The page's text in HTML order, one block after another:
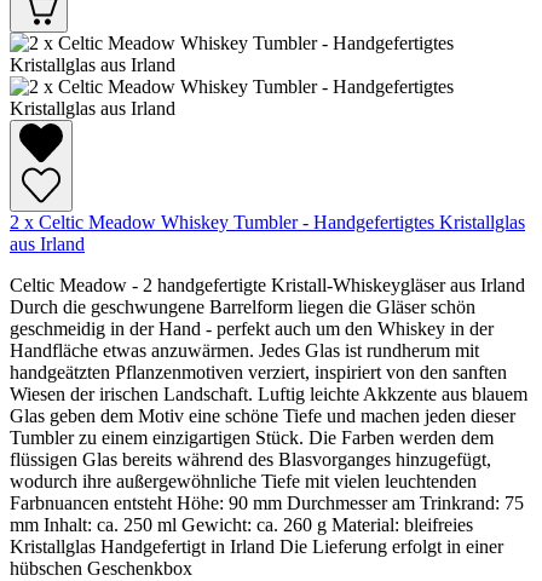
2 x Celtic Meadow Whiskey Tumbler - Handgefertigtes Kristallglas
aus Irland
Celtic Meadow - 2 handgefertigte Kristall-Whiskeygläser aus Irland
Durch die geschwungene Barrelform liegen die Gläser schön
geschmeidig in der Hand - perfekt auch um den Whiskey in der
Handfläche etwas anzuwärmen. Jedes Glas ist rundherum mit
handgeätzten Pflanzenmotiven verziert, inspiriert von den sanften
Wiesen der irischen Landschaft. Luftig leichte Akkzente aus blauem
Glas geben dem Motiv eine schöne Tiefe und machen jeden dieser
Tumbler zu einem einzigartigen Stück. Die Farben werden dem
flüssigen Glas bereits während des Blasvorganges hinzugefügt,
wodurch ihre außergewöhnliche Tiefe mit vielen leuchtenden
Farbnuancen entsteht Höhe: 90 mm Durchmesser am Trinkrand: 75
mm Inhalt: ca. 250 ml Gewicht: ca. 260 g Material: bleifreies
Kristallglas Handgefertigt in Irland Die Lieferung erfolgt in einer
hübschen Geschenkbox